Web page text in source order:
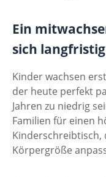
Ein
sich langfristig
Kinder wachsen
der heute perfekt
Jahren zu niedrig
Familien für einen
Kinderschreibtisch,
Körpergröße